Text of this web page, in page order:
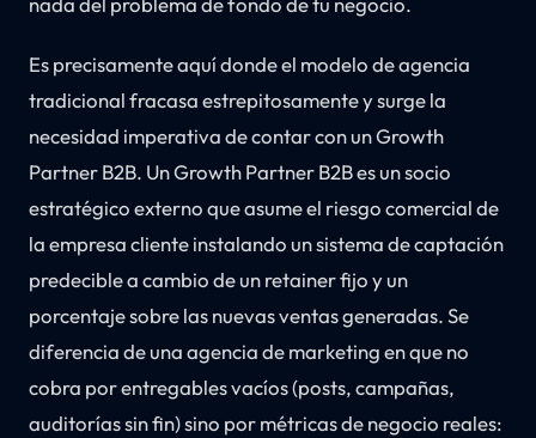
Es precisamente aquí donde el modelo de agencia
tradicional fracasa estrepitosamente y surge la
necesidad imperativa de contar con un Growth
Partner B2B. Un Growth Partner B2B es un socio
estratégico externo que asume el riesgo comercial de
la empresa cliente instalando un sistema de captación
predecible a cambio de un retainer fijo y un
porcentaje sobre las nuevas ventas generadas. Se
diferencia de una agencia de marketing en que no
cobra por entregables vacíos (posts, campañas,
auditorías sin fin) sino por métricas de negocio reales: